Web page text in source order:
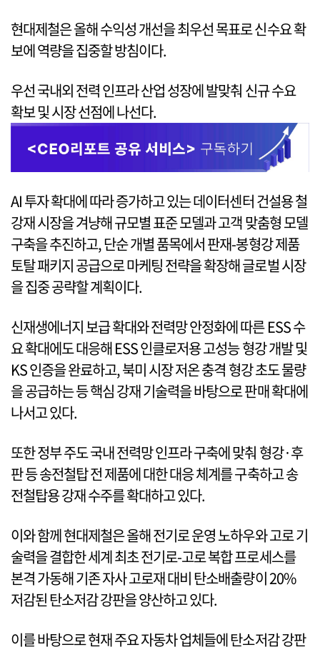
현대제철은 올해 수익성 개선을 최우선 목표로 신수요 확
보에 역량을 집중할 방침이다.
우선 국내외 전력 인프라 산업 성장에 발맞춰 신규 수요
확보 및 시장 선점에 나선다.
AI 투자 확대에 따라 증가하고 있는 데이터센터 건설용 철
강재 시장을 겨냥해 규모별 표준 모델과 고객 맞춤형 모델
구축을 추진하고, 단순 개별 품목에서 판재-봉형강 제품
토탈 패키지 공급으로 마케팅 전략을 확장해 글로벌 시장
을 집중 공략할 계획이다.
신재생에너지 보급 확대와 전력망 안정화에 따른 ESS 수
요 확대에도 대응해 ESS 인클로저용 고성능 형강 개발 및
KS 인증을 완료하고, 북미 시장 저온 충격 형강 초도 물량
을 공급하는 등 핵심 강재 기술력을 바탕으로 판매 확대에
나서고 있다.
또한 정부 주도 국내 전력망 인프라 구축에 맞춰 형강·후
판 등 송전철탑 전 제품에 대한 대응 체계를 구축하고 송
전철탑용 강재 수주를 확대하고 있다.
이와 함께 현대제철은 올해 전기로 운영 노하우와 고로 기
술력을 결합한 세계 최초 전기로-고로 복합 프로세스를
본격 가동해 기존 자사 고로재 대비 탄소배출량이 20%
저감된 탄소저감 강판을 양산하고 있다.
이를 바탕으로 현재 주요 자동차 업체들에 탄소저감 강판